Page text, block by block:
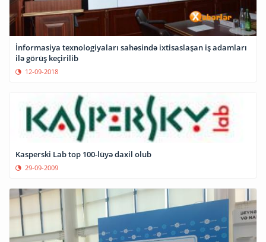
İnformasiya texnologiyaları sahəsində ixtisaslaşan iş adamları
ilə görüş keçirilib
12-09-2018
Kasperski Lab top 100-lüyə daxil olub
29-09-2009